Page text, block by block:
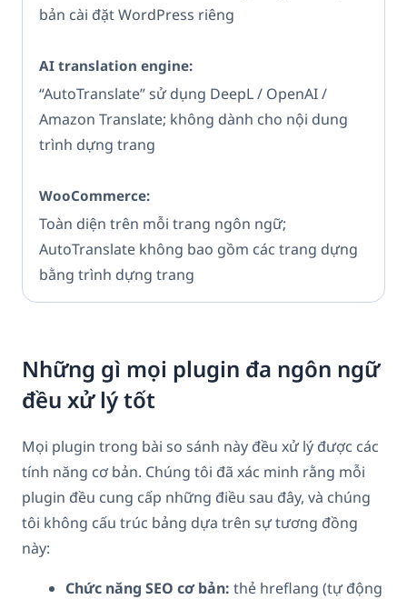
bản cài đặt WordPress riêng
“AutoTranslate” sử dụng DeepL / OpenAI /
Amazon Translate; không dành cho nội dung
trình dựng trang
Toàn diện trên mỗi trang ngôn ngữ;
AutoTranslate không bao gồm các trang dựng
bằng trình dựng trang
Những gì mọi plugin đa ngôn ngữ
đều xử lý tốt
Mọi plugin trong bài so sánh này đều xử lý được các
tính năng cơ bản. Chúng tôi đã xác minh rằng mỗi
plugin đều cung cấp những điều sau đây, và chúng
tôi không cấu trúc bảng dựa trên sự tương đồng
này:
Chức năng SEO cơ bản: thẻ hreflang (tự động